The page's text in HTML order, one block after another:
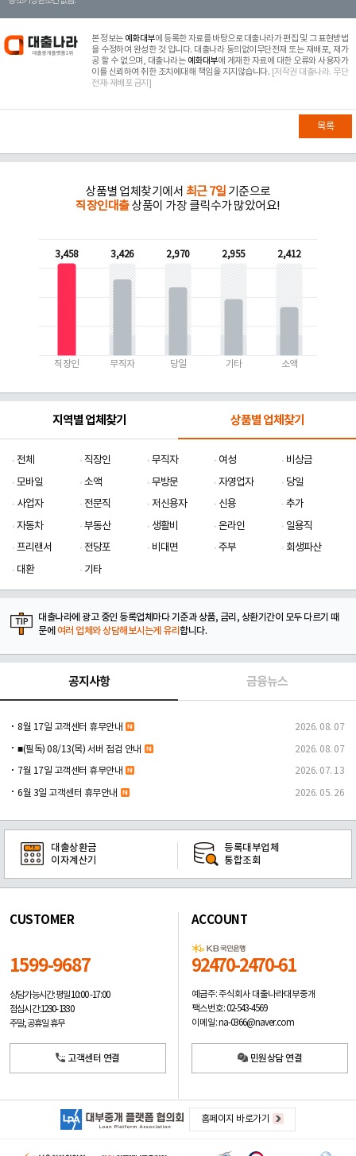
본 정보는 예화대부에 등록한 자료를 바탕으로 대출나라가 편집 및 그 표현방법
을 수정하여 완성한 것 입니다. 대출나라 동의없이무단전재 또는 재배포, 재가
공 할 수 없으며, 대출나라는 예화대부에 게재한 자료에 대한 오류와 사용자가
이를 신뢰하여 취한 조치에대해 책임을 지지않습니다. [저작권 대출나라. 무단
전재-재배포 금지]
목록
상품별 업체찾기에서 최근 7일 기준으로
직장인대출상품이 가장 클릭수가 많았어요!
3,458
직장인
3,426
무직자
2,970
당일
2,955
기타
2,412
소액
지역별 업체찾기 상품별 업체찾기
전체 직장인 무직자 여성
비상금
모바일
소액 무방문 자영업자
당일
사업자
전문직 저신용자 신용
추가
자동차
부동산 생활비 온라인
일용직
프리랜서
전당포 비대면 주부
회생파산
대환
기타
대출나라에 광고 중인 등록업체마다 기준과 상품, 금리, 상환기간이 모두 다르기 때
문에 여러 업체와 상담해보시는게 유리합니다.
공지사항 금융뉴스
8월 17일 고객센터 휴무안내 2026. 08. 07
■(필독) 08/13(목) 서버 점검 안내 2026. 08. 07
7월 17일 고객센터 휴무안내 2026. 07. 13
6월 3일 고객센터 휴무안내 2026. 05. 26
대출상환금
이자계산기
등록대부업체
통합조회
CUSTOMER
1599-9687
상담가능시간: 평일10:00 -17:00
점심시간: 12:30 - 13:30
주말, 공휴일 휴무
고객센터 연결
ACCOUNT
92470-2470-61
예금주: 주식회사 대출나라대부중개
팩스번호: 02-543-4569
이메일: na-0366@naver.com
민원상담 연결
홈페이지 바로가기